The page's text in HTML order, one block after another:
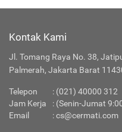
Kontak Kami
Jl. Tomang Raya No. 38,
Palmerah, Jakarta Barat
Telepon : (021) 40000 312
Jam Kerja
: (Senin-Jumat
Email
:cs@cermati.com